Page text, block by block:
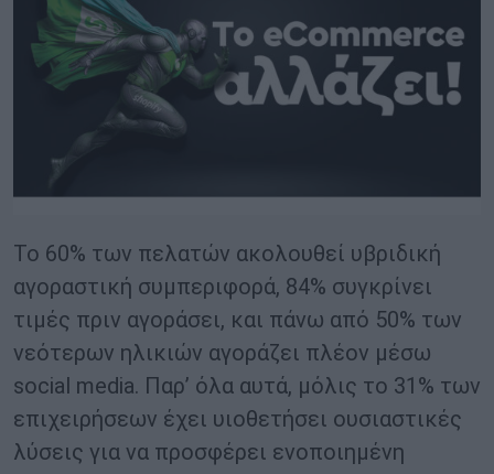
Το 60% των πελατών ακολουθεί υβριδική
αγοραστική συμπεριφορά, 84% συγκρίνει
τιμές πριν αγοράσει, και πάνω από 50% των
νεότερων ηλικιών αγοράζει πλέον μέσω
social media. Παρ’ όλα αυτά, μόλις το 31% των
επιχειρήσεων έχει υιοθετήσει ουσιαστικές
λύσεις για να προσφέρει ενοποιημένη